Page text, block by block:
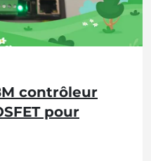
contrôleur
pour